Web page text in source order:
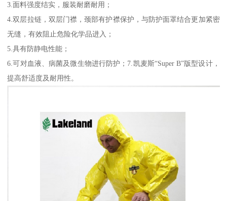
3.面料强度结实，服装耐磨耐用；
4.双层拉链，双层门襟，颈部有护襟保护，与防护面罩结合更加紧密
无缝，有效阻止危险化学品进入；
5.具有防静电性能；
6.可对血液、病菌及微生物进行防护；7.凯麦斯“Super B”版型设计，
提高舒适度及耐用性。